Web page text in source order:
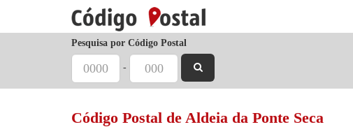
Pesquisa por Código Postal
-
Código Postal de Aldeia da Ponte Seca